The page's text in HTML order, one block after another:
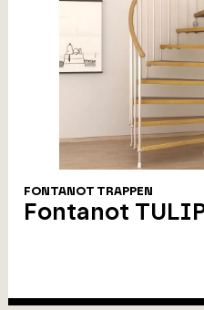
FONTANOT TRAPPEN
Fontanot